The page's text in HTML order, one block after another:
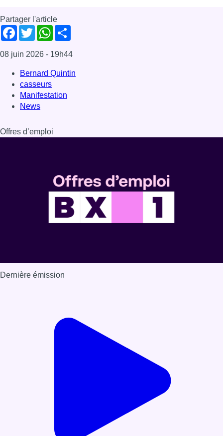
Partager l'article
Facebook
TwitterWhatsApp
08 juin 2026 - 19h44
Bernard Quintin
casseurs
Manifestation
News
Offres d’emploi
Dernière émission